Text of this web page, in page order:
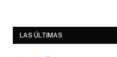
LAS ÚLTIMAS